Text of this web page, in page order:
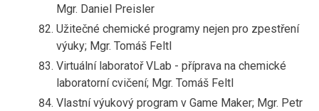
Mgr. Daniel Preisler
Užitečné chemické programy nejen pro zpestření
výuky; Mgr. Tomáš Feltl
Virtuální laboratoř VLab - příprava na chemické
laboratorní cvičení; Mgr. Tomáš Feltl
Vlastní výukový program v Game Maker; Mgr. Petr